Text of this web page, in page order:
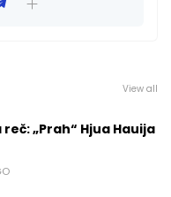
View all
„Prah“ Hjua Hauija